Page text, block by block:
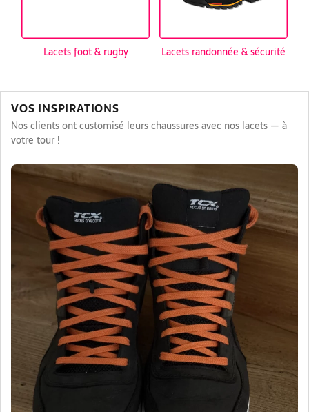
Lacets foot & rugby Lacets randonnée & sécurité
VOS INSPIRATIONS
Nos clients ont customisé leurs chaussures avec nos lacets — à
votre tour !